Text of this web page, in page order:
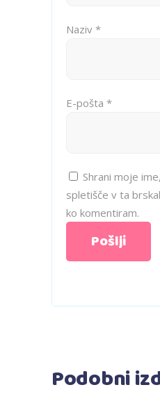
Naziv *
E-pošta *
Shrani moje
spletišče v ta
ko komentiram.
Podobni